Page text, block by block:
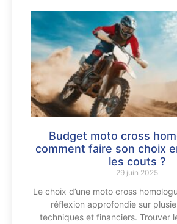
Budget moto cross
comment faire son choix
les couts ?
29 juin 2025
Le choix d’une moto cross
réflexion approfondie sur
techniques et financiers. Trouver